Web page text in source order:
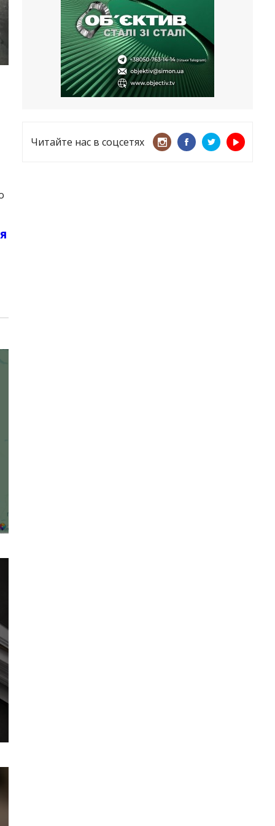
несмотря ни на что
21.05.2026
«ТЦК нарушает закон? Пусть
платят!» Как благодаря штрафу
женщину сняли с учета
15.05.2026
Читайте нас в соцсетях